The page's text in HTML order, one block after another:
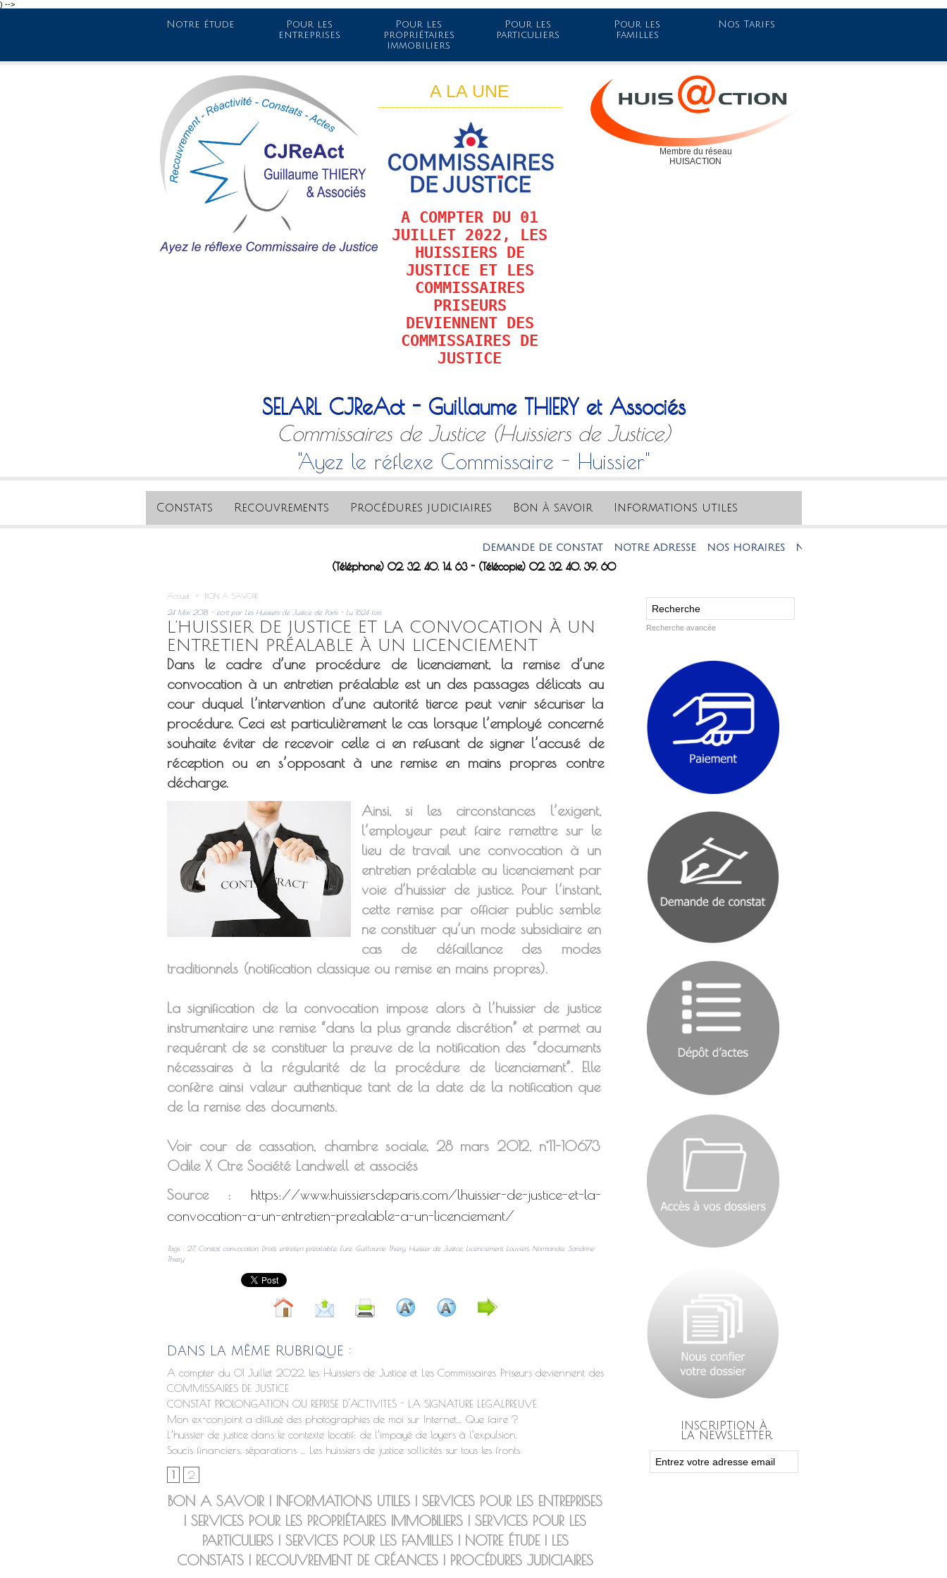
) -->
Notre étude
Pour les
entreprises
Pour les
propriétaires
immobiliers
Pour les
particuliers
Pour les
familles
Nos Tarifs
A LA UNE
A COMPTER DU 01
JUILLET 2022, LES
HUISSIERS DE
JUSTICE ET LES
COMMISSAIRES
PRISEURS
DEVIENNENT DES
COMMISSAIRES DE
JUSTICE
Membre du réseau
HUISACTION
SELARL CJReAct - Guillaume THIERY et Associés
Commissaires de Justice (Huissiers de Justice)
"Ayez le réflexe Commissaire - Huissier"
Constats Recouvrements Procédures judiciaires Bon à savoir Informations utiles
DEMANDE DE CONSTAT NOTRE ADRESSE NOS HORAIRES NOTRE MAIL
(Téléphone) 02. 32. 40. 14. 63 - (Télécopie) 02. 32. 40. 39. 60
Accueil > BON A SAVOIR
24 Mai 2018 - écrit par Les Huissiers de Justice de Paris - Lu 1624 fois
L’HUISSIER DE JUSTICE ET LA CONVOCATION À UN
ENTRETIEN PRÉALABLE À UN LICENCIEMENT
Dans le cadre d’une procédure de licenciement, la remise d’une
convocation à un entretien préalable est un des passages délicats au
cour duquel l’intervention d’une autorité tierce peut venir sécuriser la
procédure. Ceci est particulièrement le cas lorsque l’employé concerné
souhaite éviter de recevoir celle ci en refusant de signer l’accusé de
réception ou en s’opposant à une remise en mains propres contre
décharge.
Ainsi, si les circonstances l’exigent,
l’employeur peut faire remettre sur le
lieu de travail une convocation à un
entretien préalable au licenciement par
voie d’huissier de justice. Pour l’instant,
cette remise par officier public semble
ne constituer qu’un mode subsidiaire en
cas de défaillance des modes
traditionnels (notification classique ou remise en mains propres).
La signification de la convocation impose alors à l’huissier de justice
instrumentaire une remise “dans la plus grande discrétion” et permet au
requérant de se constituer la preuve de la notification des “documents
nécessaires à la régularité de la procédure de licenciement”. Elle
confère ainsi valeur authentique tant de la date de la notification que
de la remise des documents.
Voir cour de cassation, chambre sociale, 28 mars 2012, n°11-10673
Odile X Ctre Société Landwell et associés
Source : https://www.huissiersdeparis.com/lhuissier-de-justice-et-la-
convocation-a-un-entretien-prealable-a-un-licenciement/
Tags: 27, Constat, convocation, Droits, entretien préalable, Eure, Guillaume Thiery, Huissier de Justice, Licenciement, Louviers, Normandie, Sandrine
Thiery
DANS LA MÊME RUBRIQUE :
A compter du 01 Juillet 2022, les Huissiers de Justice et Les Commissaires Priseurs deviennent des
COMMISSAIRES DE JUSTICE
CONSTAT PROLONGATION OU REPRISE D'ACTIVITES - LA SIGNATURE LEGALPREUVE
Mon ex-conjoint a diffusé des photographies de moi sur Internet… Que faire ?
L’huissier de justice dans le contexte locatif: de l’impayé de loyers à l’expulsion.
Soucis financiers, séparations … Les huissiers de justice sollicités sur tous les fronts
1 2
BON A SAVOIR INFORMATIONS UTILES
SERVICES POUR LES ENTREPRISES
SERVICES POUR LES PROPRIÉTAIRES IMMOBILIERS
SERVICES POUR LES
PARTICULIERS
SERVICES POUR LES FAMILLES NOTRE ÉTUDE
LES
CONSTATS
RECOUVREMENT DE CRÉANCES PROCÉDURES JUDICIAIRES
Recherche avancée
INSCRIPTION À
LA NEWSLETTER